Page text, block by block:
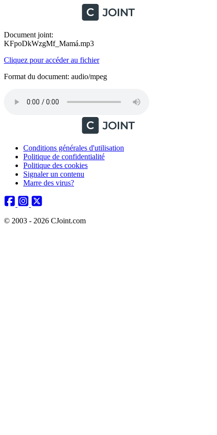
Document joint:
KFpoDkWzgMf_Mamá.mp3
Cliquez pour accéder au fichier
Format du document: audio/mpeg
Conditions générales d'utilisation
Politique de confidentialité
Politique des cookies
Signaler un contenu
Marre des virus?
© 2003 - 2026 CJoint.com